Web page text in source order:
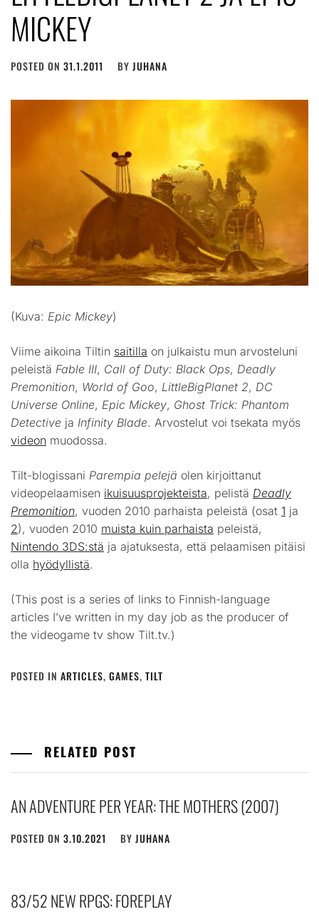
MICKEY
POSTED ON 31.1.2011 BY JUHANA
(Kuva: Epic Mickey)
Viime aikoina Tiltin saitilla on julkaistu mun arvosteluni
peleistä Fable III, Call of Duty: Black Ops, Deadly
Premonition, World of Goo, LittleBigPlanet 2, DC
Universe Online, Epic Mickey, Ghost Trick: Phantom
Detective ja Infinity Blade. Arvostelut voi tsekata myös
videon muodossa.
Tilt-blogissani Parempia pelejä olen kirjoittanut
videopelaamisen ikuisuusprojekteista, pelistä Deadly
Premonition, vuoden 2010 parhaista peleistä (osat 1 ja
2), vuoden 2010 muista kuin parhaista peleistä,
Nintendo 3DS:stä ja ajatuksesta, että pelaamisen pitäisi
olla hyödyllistä.
(This post is a series of links to Finnish-language
articles I’ve written in my day job as the producer of
the videogame tv show Tilt.tv.)
POSTED IN ARTICLES, GAMES, TILT
RELATED POST
AN ADVENTURE PER YEAR: THE MOTHERS (2007)
POSTED ON 3.10.2021 BY JUHANA
83/52 NEW RPGS: FOREPLAY